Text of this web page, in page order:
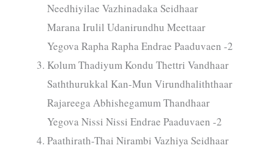
Needhiyilae Vazhinadaka Seidhaar
Marana Irulil Udanirundhu Meettaar
Yegova Rapha Rapha Endrae Paaduvaen -2
Kolum Thadiyum Kondu Thettri Vandhaar
Saththurukkal Kan-Mun Virundhaliththaar
Rajareega Abhishegamum Thandhaar
Yegova Nissi Nissi Endrae Paaduvaen -2
Paathirath-Thai Nirambi Vazhiya Seidhaar